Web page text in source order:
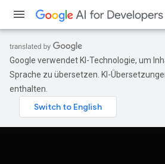
Google verwendet KI-Technologie, um
Sprache zu übersetzen. KI-
enthalten.